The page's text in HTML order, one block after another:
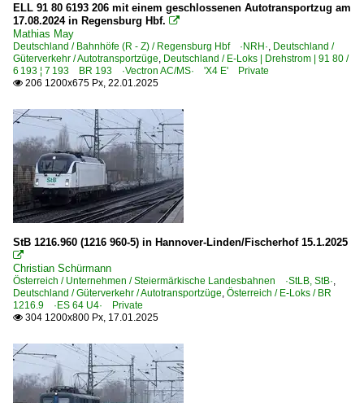
ELL 91 80 6193 206 mit einem geschlossenen Autotransportzug am
17.08.2024 in Regensburg Hbf. 
Mathias May
Deutschland / Bahnhöfe (R - Z) / Regensburg Hbf ·NRH·, Deutschland /
Güterverkehr / Autotransportzüge, Deutschland / E-Loks | Drehstrom | 91 80 /
6 193 ¦ 7 193 BR 193 ·Vectron AC/MS· 'X4 E' Private
 206 1200x675 Px, 22.01.2025
StB 1216.960 (1216 960-5) in Hannover-Linden/Fischerhof 15.1.2025

Christian Schürmann
Österreich / Unternehmen / Steiermärkische Landesbahnen ·StLB, StB·,
Deutschland / Güterverkehr / Autotransportzüge, Österreich / E-Loks / BR
1216.9 ·ES 64 U4· Private
 304 1200x800 Px, 17.01.2025